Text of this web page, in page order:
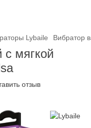
Lybaile Вибратор
с мягкой
отзыв